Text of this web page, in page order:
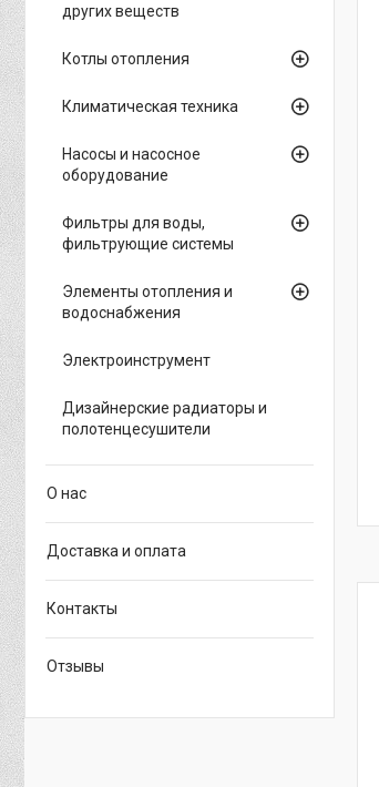
других веществ
Котлы отопления
Климатическая техника
Насосы и насосное
оборудование
Фильтры для воды,
фильтрующие системы
Элементы отопления и
водоснабжения
Электроинструмент
Дизайнерские радиаторы и
полотенцесушители
О нас
Доставка и оплата
Контакты
Отзывы